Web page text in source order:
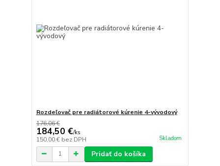
Rozdeľovač pre radiátorové kúrenie 4-vývodový
176,06 €
184,50 €/ks
150,00 € bez DPH Skladom
Pridať do košíka